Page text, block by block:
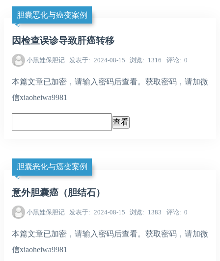
胆囊恶化与癌变案例
因检查误诊导致肝癌转移
小黑娃保胆记 发表于 2024-08-15 浏览 1316 评论 0
本篇文章已加密，请输入密码后查看。获取密码，请加微
信xiaoheiwa9981
胆囊恶化与癌变案例
意外胆囊癌（胆结石）
小黑娃保胆记 发表于 2024-08-15 浏览 1383 评论 0
本篇文章已加密，请输入密码后查看。获取密码，请加微
信xiaoheiwa9981